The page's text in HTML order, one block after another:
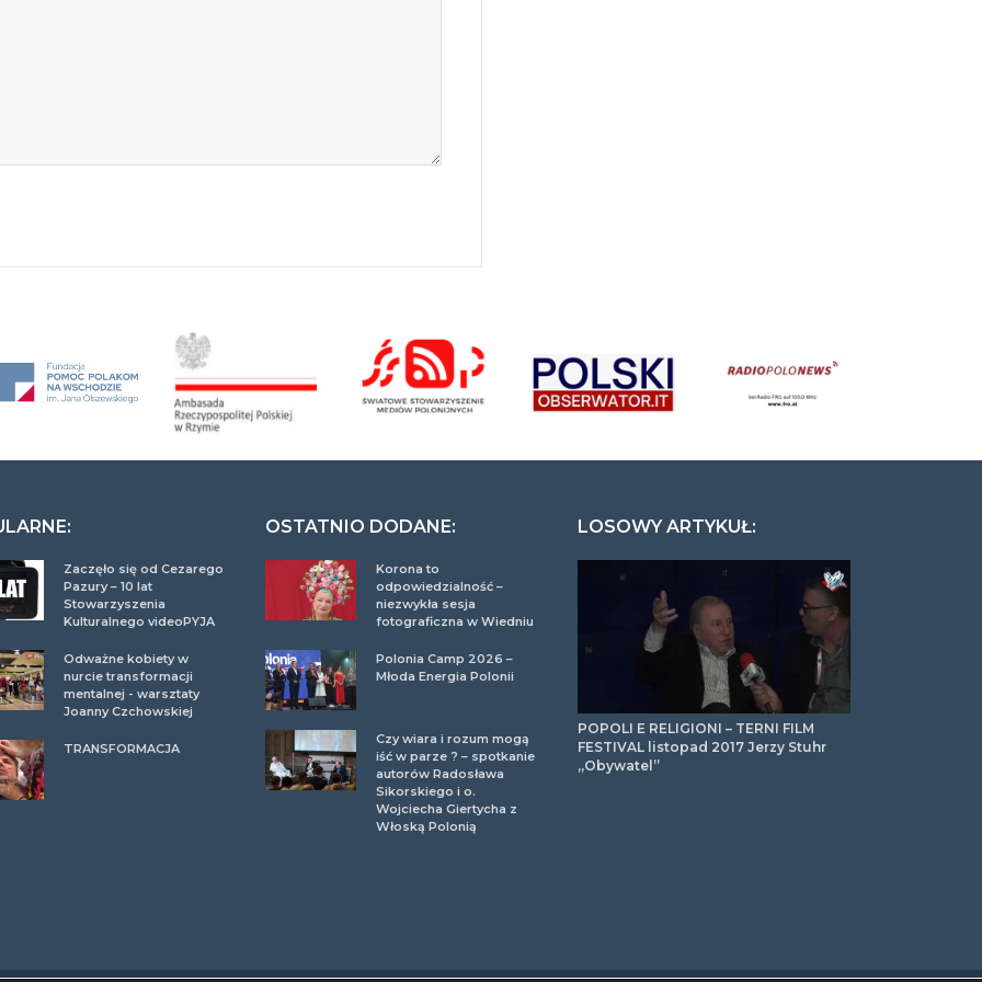
Zaczęło się od Cezarego
Pazury – 10 lat
Stowarzyszenia
Kulturalnego videoPYJA
Odważne kobiety w
nurcie transformacji
mentalnej - warsztaty
Joanny Czchowskiej
TRANSFORMACJA
OSTATNIO DODANE:
Korona to
odpowiedzialność –
niezwykła sesja
fotograficzna w Wiedniu
Polonia Camp 2026 –
Młoda Energia Polonii
Czy wiara i rozum mogą
iść w parze ? – spotkanie
autorów Radosława
Sikorskiego i o.
Wojciecha Giertycha z
Włoską Polonią
LOSOWY ARTYKUŁ:
POPOLI E RELIGIONI – TERNI FILM
FESTIVAL listopad 2017 Jerzy Stuhr
,,Obywatel”